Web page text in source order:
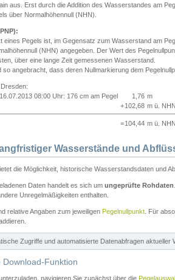
aus. Erst durch die Addition des Wasserstandes am
über Normalhöhennull (NHN).
eines Pegels ist, im Gegensatz zum Wasserstand am
(NHN) angegeben. Der Wert des
über eine lange Zeit gemessenen Wasserstand.
so angebracht, dass deren Nullmarkierung dem
08:00 Uhr: 176 cm am Pegel
1,76 m
+102,68 m ü. NHN
=104,44 m ü. NHN
Wasserstände und
die Möglichkeit, historische Wasserstandsdaten und
Daten handelt es sich um ungeprüfte Rohdaten
Unregelmäßigkeiten enthalten.
relative Angaben zum jeweiligen Pegelnullpunkt . Für
Zugriffe und automatisierte Datenabfragen aktueller
Funktion
navigieren Sie zunächst über die